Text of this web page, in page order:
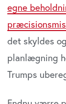
egne
det skyldes
planlægning
Trumps